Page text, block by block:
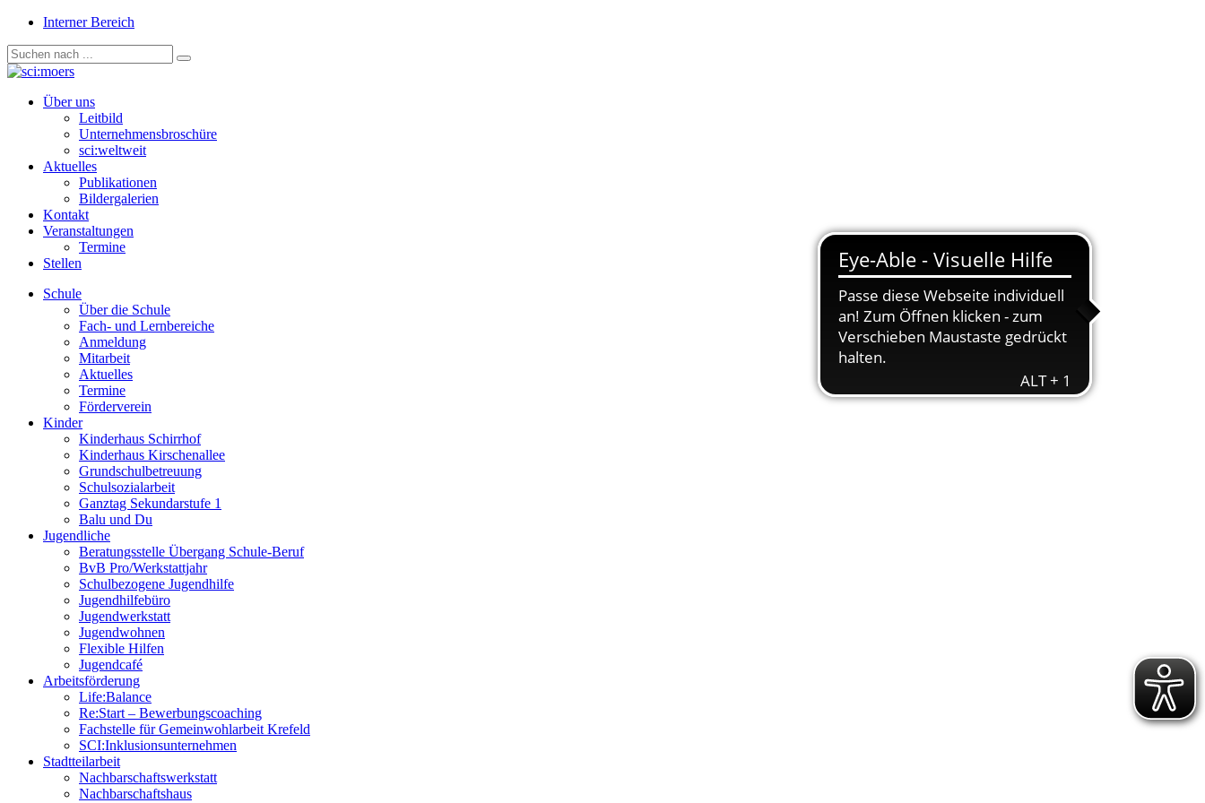
Interner Bereich
Über uns
Leitbild
Unternehmensbroschüre
sci:weltweit
Aktuelles
Publikationen
Bildergalerien
Kontakt
Veranstaltungen
Termine
Stellen
Schule
Über die Schule
Fach- und Lernbereiche
Anmeldung
Mitarbeit
Aktuelles
Termine
Förderverein
Kinder
Kinderhaus Schirrhof
Kinderhaus Kirschenallee
Grundschulbetreuung
Schulsozialarbeit
Ganztag Sekundarstufe 1
Balu und Du
Jugendliche
Beratungsstelle Übergang Schule-Beruf
BvB Pro/Werkstattjahr
Schulbezogene Jugendhilfe
Jugendhilfebüro
Jugendwerkstatt
Jugendwohnen
Flexible Hilfen
Jugendcafé
Arbeitsförderung
Life:Balance
Re:Start – Bewerbungscoaching
Fachstelle für Gemeinwohlarbeit Krefeld
SCI:Inklusionsunternehmen
Stadtteilarbeit
Nachbarschaftswerkstatt
Nachbarschaftshaus